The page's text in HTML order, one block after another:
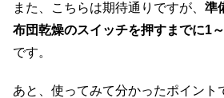
また、こちらは期待通りですが、 準
布団乾燥のスイッチを押すまでに1
です。
あと、使ってみて分かったポイント